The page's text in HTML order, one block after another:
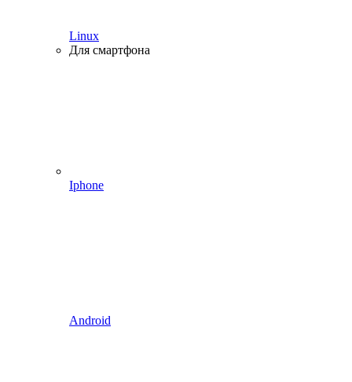
Linux
Для смартфона
Iphone
Android